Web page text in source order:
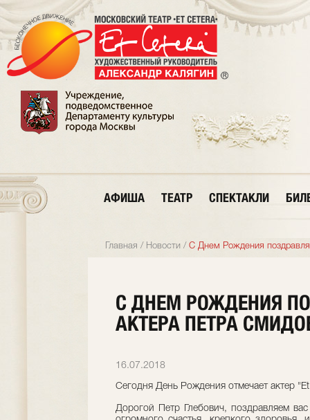
АФИША ТЕАТР СПЕКТАКЛИ
Главная / Новости / С Днем Рождения
С ДНЕМ РОЖДЕНИЯ
АКТЕРА ПЕТРА
16.07.2018
Сегодня День Рождения отмечает актер
Дорогой Петр Глебович, поздравляем